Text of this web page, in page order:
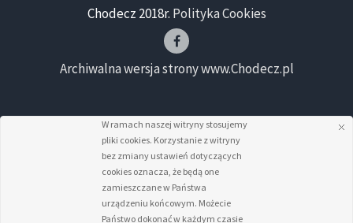
Chodecz 2018r. Polityka Cookies
Archiwalna wersja strony www.Chodecz.pl
W ramach naszej witryny stosujemy
pliki cookies. Korzystanie z witryny
bez zmiany ustawień dotyczących
cookies oznacza, że będą one
zamieszczane w Państwa
urządzeniu końcowym. Możecie
Państwo dokonać w każdym czasie